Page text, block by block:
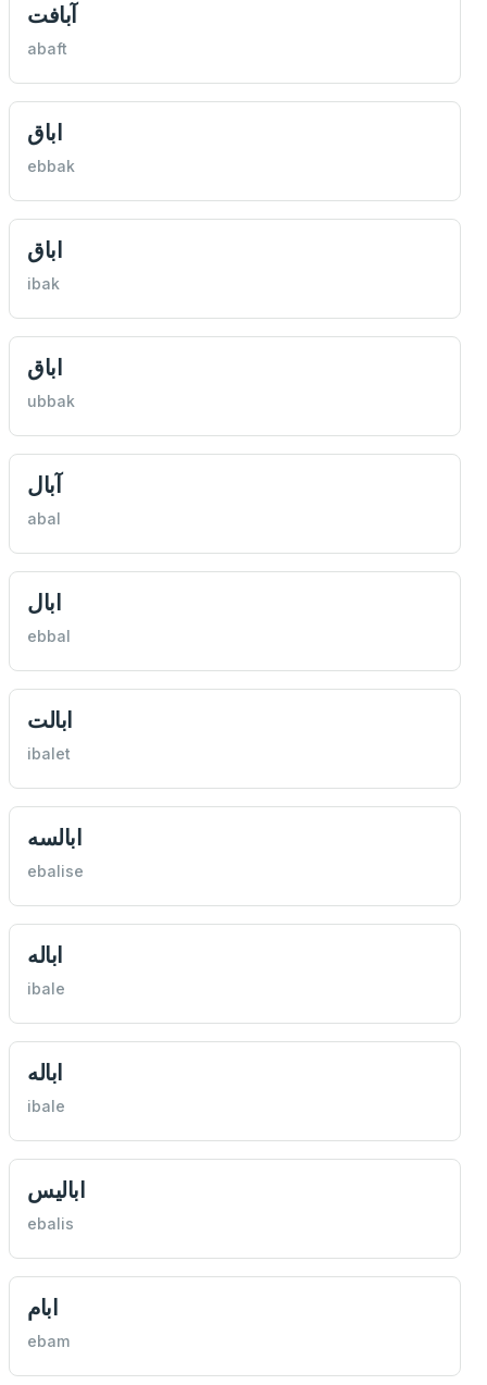
آبافت
abaft
اباق
ebbak
اباق
ibak
اباق
ubbak
آبال
abal
ابال
ebbal
ابالت
ibalet
ابالسه
ebalise
اباله
ibale
اباله
ibale
اباليس
ebalis
ابام
ebam